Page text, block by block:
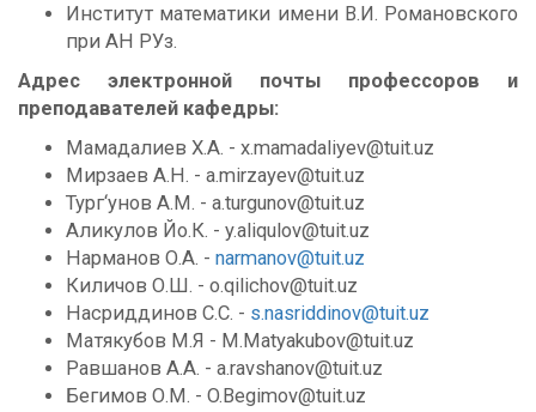
Институт математики имени В.И. Романовского
при АН РУз.
Адрес электронной почты профессоров и
преподавателей кафедры:
Мамадалиев Х.А. - x.mamadaliyev@tuit.uz
Мирзаев А.Н. - a.mirzayev@tuit.uz
Тург‘унов А.М. - a.turgunov@tuit.uz
Аликулов Йо.К. - y.aliqulov@tuit.uz
Нарманов О.А. - narmanov@tuit.uz
Киличов О.Ш. - o.qilichov@tuit.uz
Насриддинов С.С. - s.nasriddinov@tuit.uz
Матякубов М.Я - M.Matyakubov@tuit.uz
Равшанов А.А. - a.ravshanov@tuit.uz
Бегимов О.М. - O.Begimov@tuit.uz